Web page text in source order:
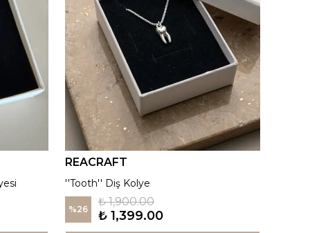
REACRAFT
''Tooth'' Diş Kolye
%26
₺ 1,900.00
₺ 1,399.00